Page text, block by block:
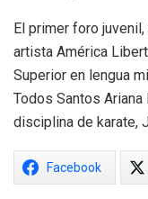
El primer foro
artista América
Superior en lengua
Todos Santos
disciplina de karate,
Facebook